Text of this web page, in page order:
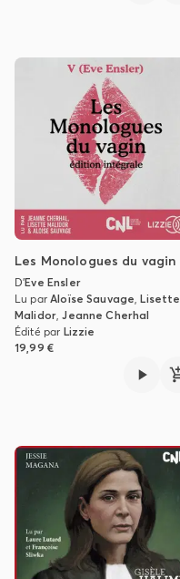
Les Monologues du vagin
D'Eve Ensler
Lu parAloïse Sauvage,Lisette
Malidor,Jeanne Cherhal
Édité par Lizzie
19,99 €